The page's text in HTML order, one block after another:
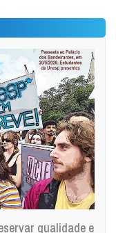
qualidade e